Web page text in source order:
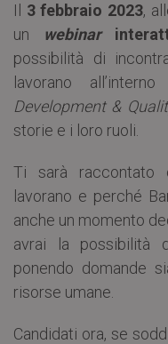
Il 3 febbraio 2023,
un
webinar
possibilità di
lavorano
Development &
storie e i loro ruoli.
Ti sarà raccontato
lavorano e perché
anche un momento
avrai la possibilità
ponendo domande
risorse umane.
Candidati ora, se